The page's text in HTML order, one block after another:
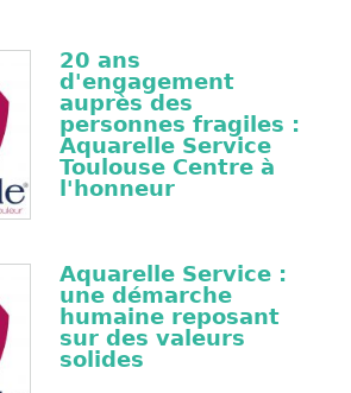
20 ans
d'engagement
auprès des
personnes fragiles :
Aquarelle Service
Toulouse Centre à
l'honneur
Aquarelle Service :
une démarche
humaine reposant
sur des valeurs
solides